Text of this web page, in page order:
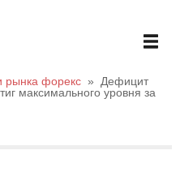
рынка форекс »
Дефицит
максимального уровня за